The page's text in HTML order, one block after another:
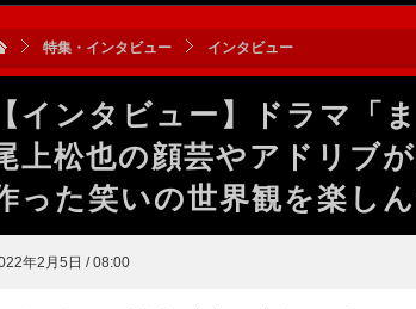
特集・インタビュー インタビュー
【インタビュー】ドラマ「
上松也の顔芸やアドリブ
った笑いの世界観を楽しん
年2月5日 / 08:00